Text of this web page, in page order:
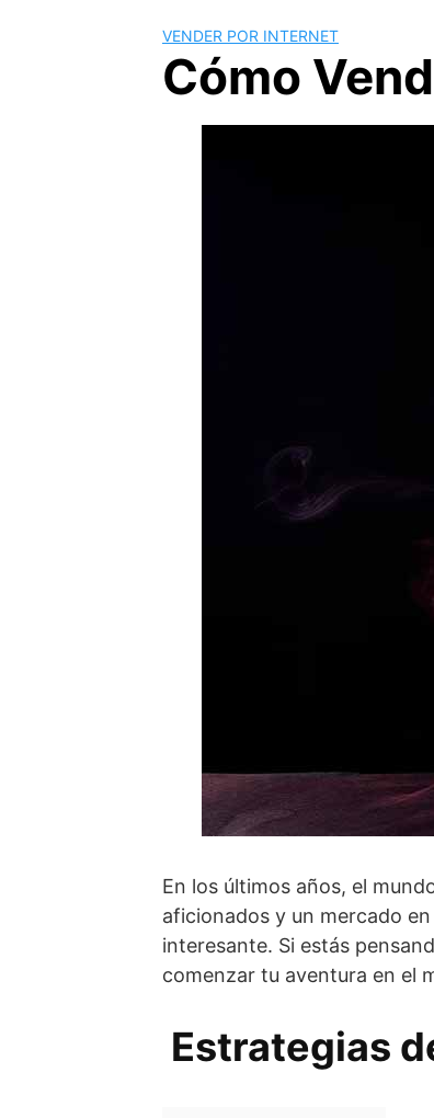
VENDER POR INTERNET
Cómo
En los últimos años, el
aficionados y un mercado
interesante. Si estás
comenzar tu aventura en el
Estrategias